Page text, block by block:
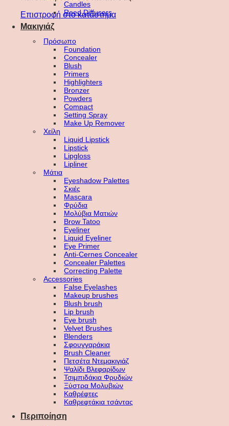
Επιστροφή στο κατάστημα
Candles
Reed Diffusers
Μακιγιάζ
Πρόσωπο
Foundation
Concealer
Blush
Primers
Highlighters
Bronzer
Powders
Compact
Setting Spray
Make Up Remover
Χείλη
Liquid Lipstick
Lipstick
Lipgloss
Lipliner
Μάτια
Eyeshadow Palettes
Σκιές
Mascara
Φρύδια
Μολύβια Ματιών
Brow Tatoo
Eyeliner
Liquid Eyeliner
Eye Primer
Anti-Cernes Concealer
Concealer Palettes
Correcting Palette
Accessories
False Eyelashes
Makeup brushes
Blush brush
Lip brush
Eye brush
Velvet Brushes
Blenders
Σφουγγαράκια
Brush Cleaner
Πετσέτα Ντεμακιγιάζ
Ψαλίδι Βλεφαρίδων
Τσιμπιδάκια Φρυδιών
Ξύστρα Μολυβιών
Καθρέφτες
Καθρεφτάκια τσάντας
Περιποίηση